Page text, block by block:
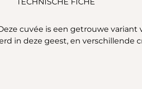
cuvée is een getrouwe variant
in deze geest, en verschillende